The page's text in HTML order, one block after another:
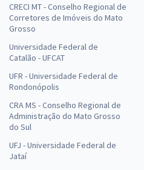
CRECI MT - Conselho Regional de
Corretores de Imóveis do Mato
Grosso
Universidade Federal de
Catalão - UFCAT
UFR - Universidade Federal de
Rondonópolis
CRA MS - Conselho Regional de
Administração do Mato Grosso
do Sul
UFJ - Universidade Federal de
Jataí